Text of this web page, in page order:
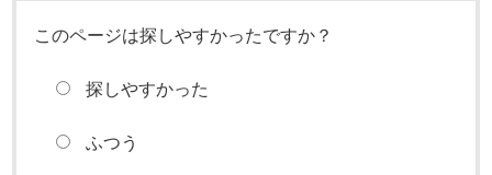
このページは探しやすかったですか？
探しやすかった
ふつう